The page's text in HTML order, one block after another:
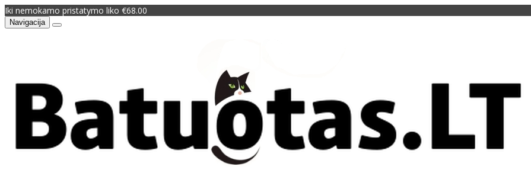
Iki nemokamo pristatymo liko €68.00
Navigacija